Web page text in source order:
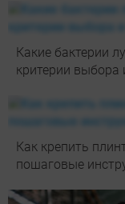
Какие бактерии
критерии
Как крепить
пошаговые